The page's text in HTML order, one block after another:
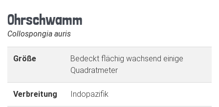
Ohrschwamm
Collospongia auris
Größe
Bedeckt flächig wachsend einige
Quadratmeter
Verbreitung Indopazifik